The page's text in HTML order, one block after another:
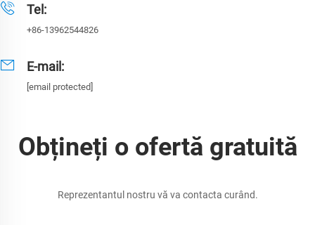
Tel:
+86-13962544826
E-mail:
[email protected]
Obțineți o ofertă gratuită
Reprezentantul nostru vă va contacta curând.